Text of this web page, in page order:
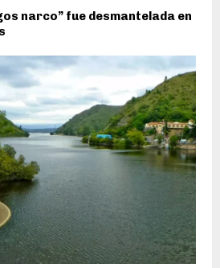
narco” fue desmantelada en